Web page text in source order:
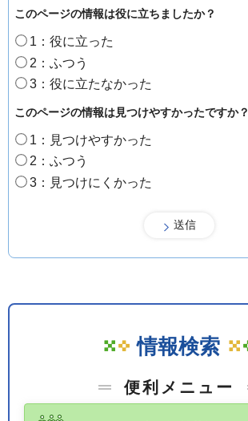
このページの情報は役に立ちましたか？
1：役に立った
2：ふつう
3：役に立たなかった
このページの情報は見つけやすかったですか？
1：見つけやすかった
2：ふつう
3：見つけにくかった
情報検索
便利メニュー